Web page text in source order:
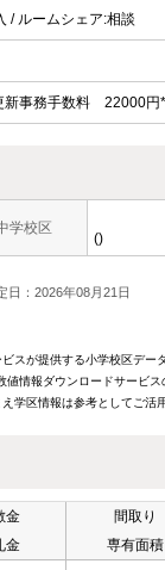
/ ルームシェア:相談
新事務手数料 22000円*
学校区
()
日：2026年08月21日
スが提供する小学校区デ
情報ダウンロードサービ
学区情報は参考としてご活
金
金
間取り
専有面積